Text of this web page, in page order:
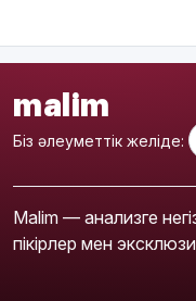
malim
Біз әлеуметтік желіде:
Malim — анализге
пікірлер мен